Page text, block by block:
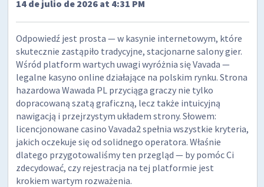
14 de julio de 2026 at 4:31 PM
Odpowiedź jest prosta — w kasynie internetowym, które
skutecznie zastąpiło tradycyjne, stacjonarne salony gier.
Wśród platform wartych uwagi wyróżnia się Vavada —
legalne kasyno online działające na polskim rynku. Strona
hazardowa Wawada PL przyciąga graczy nie tylko
dopracowaną szatą graficzną, lecz także intuicyjną
nawigacją i przejrzystym układem strony. Słowem:
licencjonowane casino Vavada2 spełnia wszystkie kryteria,
jakich oczekuje się od solidnego operatora. Właśnie
dlatego przygotowaliśmy ten przegląd — by pomóc Ci
zdecydować, czy rejestracja na tej platformie jest
krokiem wartym rozważenia.